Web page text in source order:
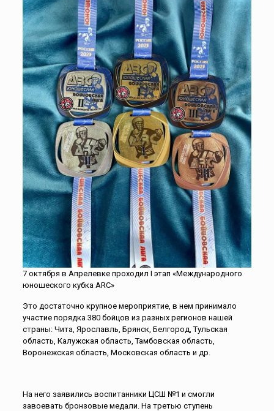
7 октября в Апрелевке проходил I этап «Международного
юношеского кубка ARC»
Это достаточно крупное мероприятие, в нем принимало
участие порядка 380 бойцов из разных регионов нашей
страны: Чита, Ярославль, Брянск, Белгород, Тульская
область, Калужская область, Тамбовская область,
Воронежская область, Московская область и др.
На него заявились воспитанники ЦСШ №1 и смогли
завоевать бронзовые медали. На третью ступень